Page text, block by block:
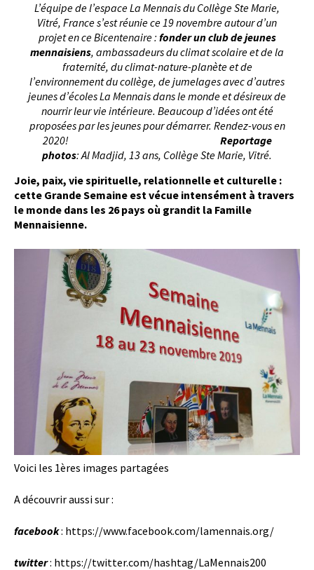
L’équipe de l’espace La Mennais du Collège Ste Marie,
Vitré, France s’est réunie ce 19 novembre autour d’un
projet en ce Bicentenaire : fonder un club de jeunes
mennaisiens, ambassadeurs du climat scolaire et de la
fraternité, du climat-nature-planète et de
l’environnement du collège, de jumelages avec d’autres
jeunes d’écoles La Mennais dans le monde et désireux de
nourrir leur vie intérieure. Beaucoup d’idées ont été
proposées par les jeunes pour démarrer. Rendez-vous en
2020! Reportage
photos: Al Madjid, 13 ans, Collège Ste Marie, Vitré.
Joie, paix, vie spirituelle, relationnelle et culturelle :
cette Grande Semaine est vécue intensément à travers
le monde dans les 26 pays où grandit la Famille
Mennaisienne.
Voici les 1ères images partagées
A découvrir aussi sur :
facebook: https://www.facebook.com/lamennais.org/
twitter: https://twitter.com/hashtag/LaMennais200